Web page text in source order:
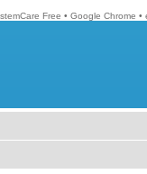
Free • Google Chrome •